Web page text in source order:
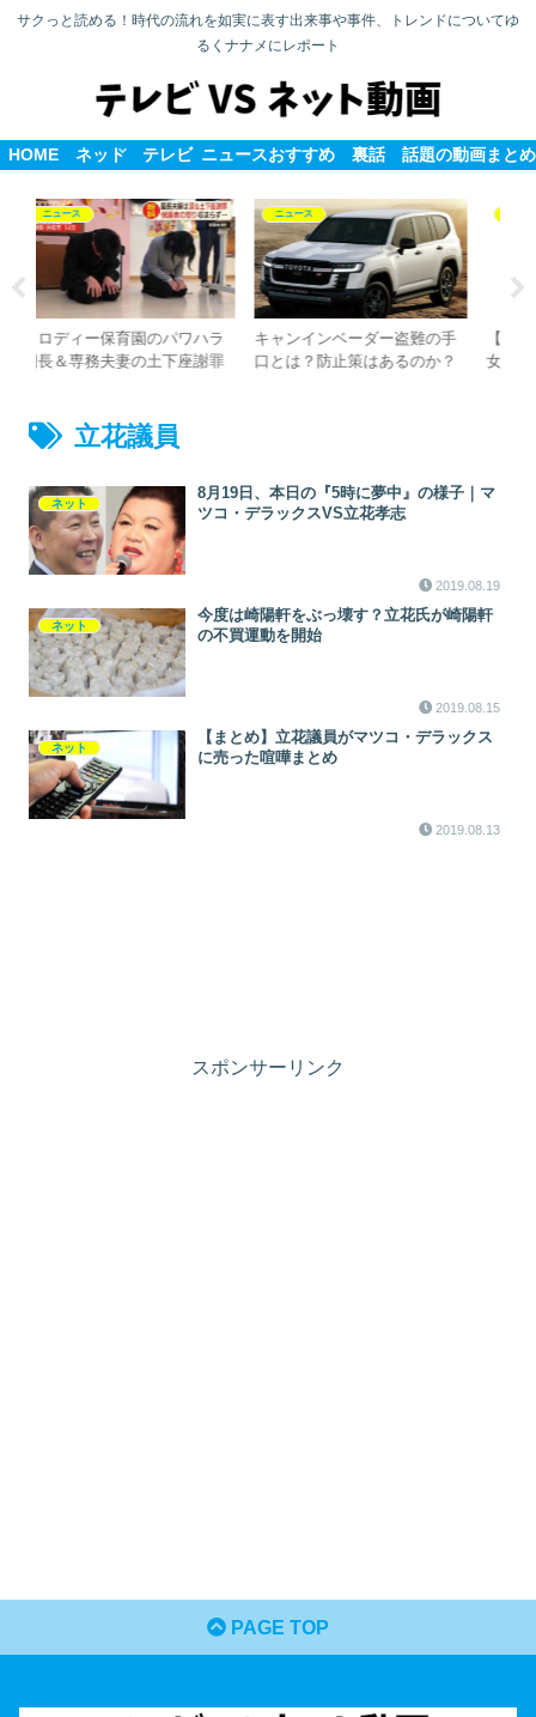
サクっと読める！時代の流れを如実に表す出来事や事件、トレンドについてゆ
るくナナメにレポート
HOME ネット テレビ ニュースおすすめ 裏話 話題の動画まとめ
の手
か？
テレビ
【ジャニーズキラー？プロ彼
女？】TOKYO城島リーダーと
ニュース
【炎上】プロンプターについ
て安倍晋三に質問した記者は
立花議員
ネット
8月19日、本日の『5時に夢中』の様子｜マ
ツコ・デラックスVS立花孝志
2019.08.19
ネット
今度は崎陽軒をぶっ壊す？立花氏が崎陽軒
の不買運動を開始
2019.08.15
ネット
【まとめ】立花議員がマツコ・デラックス
に売った喧嘩まとめ
2019.08.13
スポンサーリンク
PAGE TOP